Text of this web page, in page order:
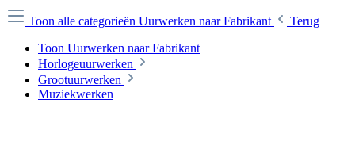
Toon alle categorieën Uurwerken naar Fabrikant
Terug
Toon Uurwerken naar Fabrikant
Horlogeuurwerken
Grootuurwerken
Muziekwerken